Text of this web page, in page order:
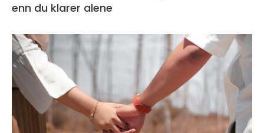
enn du klarer alene